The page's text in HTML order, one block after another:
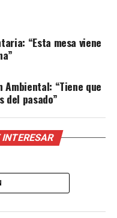
“Esta mesa viene
Ambiental: “Tiene que
del pasado”